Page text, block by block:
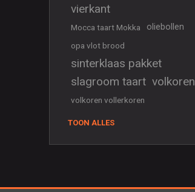
vierkant
Mocca taart Mokka oliebollen
opa vlot brood
sinterklaas pakket
slagroom taart volkoren
volkoren vollerkoren
TOON ALLES